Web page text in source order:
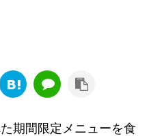
期間限定メニューを食